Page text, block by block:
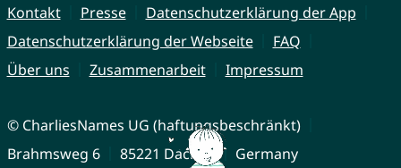
Kontakt Presse
Datenschutzerklärung der App
Datenschutzerklärung der Webseite
FAQ
Über uns
Zusammenarbeit Impressum
© CharliesNames UG (haftungsbeschränkt)
Brahmsweg 6
85221 Dachau Germany